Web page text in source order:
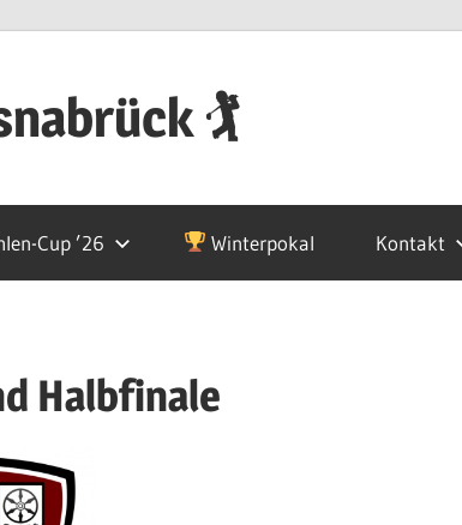
🏌
Cup ’26 Winterpokal Kontakt
Halbfinale